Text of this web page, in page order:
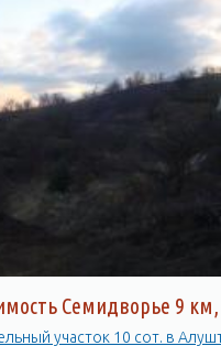
Семидворье 9
участок